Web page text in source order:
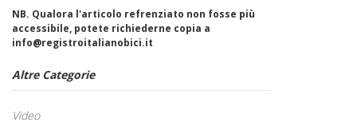
NB. Qualora l'articolo refrenziato non fosse più
accessibile, potete richiederne copia a
info@registroitalianobici.it
Altre Categorie
Video